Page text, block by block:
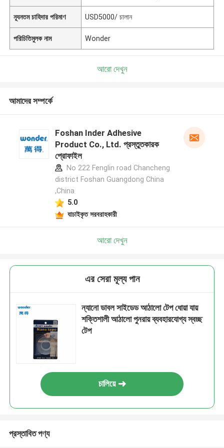
ন্যূনতম চাহিদার পরিমাণ USD5000/ চালান
পরিচিতিমুলক নাম Wonder
আরো দেখুন
আমাদের সম্পর্কে
Foshan Inder Adhesive
Product Co., Ltd. প্রস্তুতকারক
প্রোফাইল
No 222 Fenglin road Chancheng
district Foshan Guangdong China
,China
5.0
যাচাইকৃত সরবরাহকারী
আরো দেখুন
এর সেরা মূল্য পান
ন্যানো ডাবল সাইডেড আঠালো টেপ ধোয়া যায়
শক্তিশালী আঠালো পুনরায় ব্যবহারযোগ্য স্বচ্ছ
টেপ
চালিয়ে
প্রস্তাবিত পণ্য